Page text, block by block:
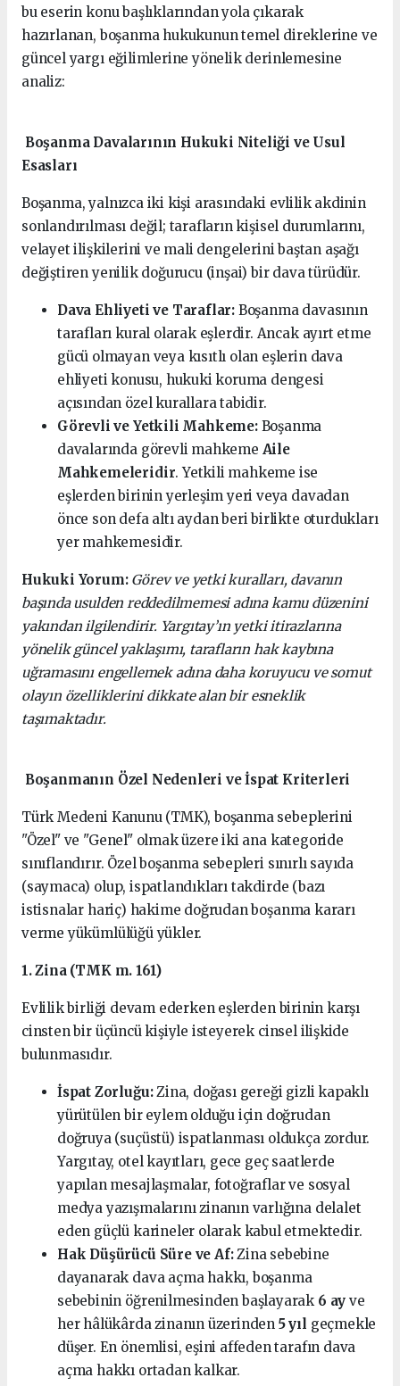
bu eserin konu başlıklarından yola çıkarak
hazırlanan, boşanma hukukunun temel direklerine ve
güncel yargı eğilimlerine yönelik derinlemesine
analiz:
Boşanma Davalarının Hukuki Niteliği ve Usul
Esasları
Boşanma, yalnızca iki kişi arasındaki evlilik akdinin
sonlandırılması değil; tarafların kişisel durumlarını,
velayet ilişkilerini ve mali dengelerini baştan aşağı
değiştiren yenilik doğurucu (inşai) bir dava türüdür.
Dava Ehliyeti ve Taraflar: Boşanma davasının
tarafları kural olarak eşlerdir. Ancak ayırt etme
gücü olmayan veya kısıtlı olan eşlerin dava
ehliyeti konusu, hukuki koruma dengesi
açısından özel kurallara tabidir.
Görevli ve Yetkili Mahkeme:Boşanma
davalarında görevli mahkeme Aile
Mahkemeleridir. Yetkili mahkeme ise
eşlerden birinin yerleşim yeri veya davadan
önce son defa altı aydan beri birlikte oturdukları
yer mahkemesidir.
Hukuki Yorum: Görev ve yetki kuralları, davanın
başında usulden reddedilmemesi adına kamu düzenini
yakından ilgilendirir. Yargıtay’ın yetki itirazlarına
yönelik güncel yaklaşımı, tarafların hak kaybına
uğramasını engellemek adına daha koruyucu ve somut
olayın özelliklerini dikkate alan bir esneklik
taşımaktadır.
Boşanmanın Özel Nedenleri ve İspat Kriterleri
Türk Medeni Kanunu (TMK), boşanma sebeplerini
"Özel" ve "Genel" olmak üzere iki ana kategoride
sınıflandırır. Özel boşanma sebepleri sınırlı sayıda
(saymaca) olup, ispatlandıkları takdirde (bazı
istisnalar hariç) hakime doğrudan boşanma kararı
verme yükümlülüğü yükler.
1. Zina (TMK m. 161)
Evlilik birliği devam ederken eşlerden birinin karşı
cinsten bir üçüncü kişiyle isteyerek cinsel ilişkide
bulunmasıdır.
İspat Zorluğu:Zina, doğası gereği gizli kapaklı
yürütülen bir eylem olduğu için doğrudan
doğruya (suçüstü) ispatlanması oldukça zordur.
Yargıtay, otel kayıtları, gece geç saatlerde
yapılan mesajlaşmalar, fotoğraflar ve sosyal
medya yazışmalarını zinanın varlığına delalet
eden güçlü karineler olarak kabul etmektedir.
Hak Düşürücü Süre ve Af:Zina sebebine
dayanarak dava açma hakkı, boşanma
sebebinin öğrenilmesinden başlayarak 6 ay ve
her hâlükârda zinanın üzerinden 5 yıl geçmekle
düşer. En önemlisi, eşini affeden tarafın dava
açma hakkı ortadan kalkar.